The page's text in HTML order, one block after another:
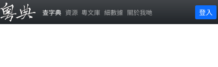
查字典 資源 粵文庫 細數據 關於我哋 登入